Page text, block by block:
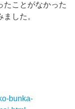
たことがなかった
した。
bunka-